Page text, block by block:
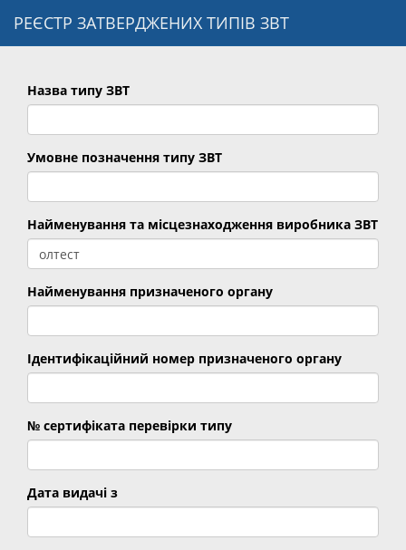
РЕЄСТР ЗАТВЕРДЖЕНИХ ТИПІВ ЗВТ
Назва типу ЗВТ
Умовне позначення типу ЗВТ
Найменування та місцезнаходження виробника ЗВТ
Найменування призначеного органу
Ідентифікаційний номер призначеного органу
№ сертифіката перевірки типу
Дата видачі з